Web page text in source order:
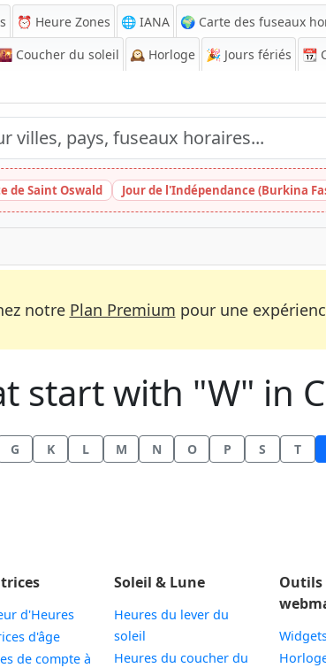
⏰ Heure Zones 🌐 IANA 🌍 Carte des fuseaux
Coucher du soleil 🕰️ Horloge 🎉 Jours fériés 📆
de Saint Oswald Jour de l'Indépendance (Burkina
notre Plan Premium pour une
start with "W" in
G K L M N O P S T
d'Heures
d'âge
de compte à
Soleil & Lune
Heures du lever du
soleil
Heures du coucher du